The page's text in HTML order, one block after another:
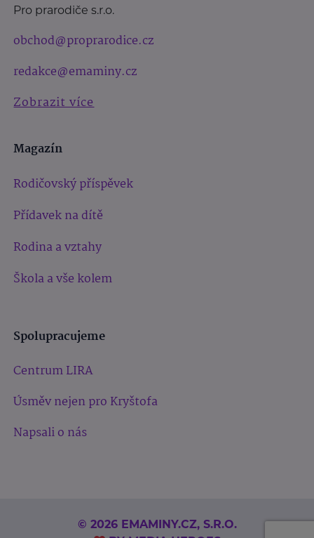
Pro prarodiče s.r.o.
obchod@proprarodice.cz
redakce@emaminy.cz
Zobrazit více
Magazín
Rodičovský příspěvek
Přídavek na dítě
Rodina a vztahy
Škola a vše kolem
Spolupracujeme
Centrum LIRA
Úsměv nejen pro Kryštofa
Napsali o nás
© 2026 EMAMINY.CZ, S.R.O.